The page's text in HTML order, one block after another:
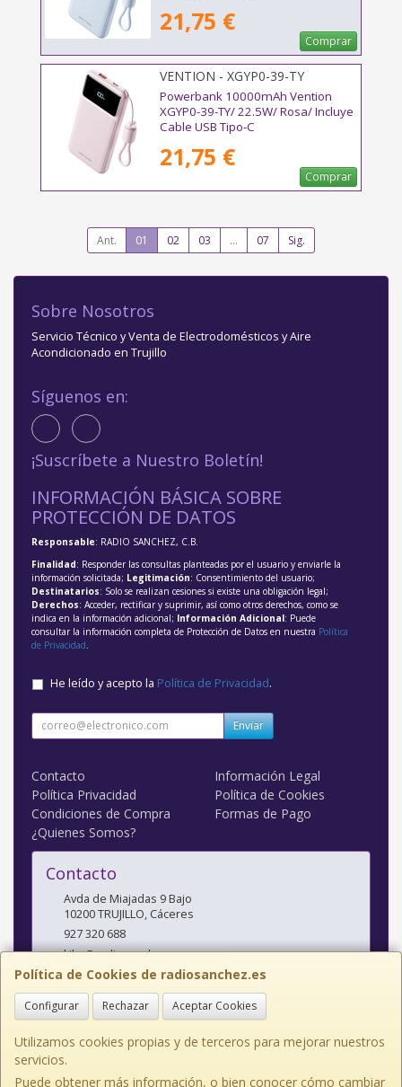
21,75 €
Comprar
VENTION - XGYP0-39-TY
Powerbank 10000mAh Vention
XGYP0-39-TY/ 22.5W/ Rosa/ Incluye
Cable USB Tipo-C
21,75 €
Comprar
Ant. 01 02 03 ... 07 Sig.
Política de Cookies de radiosanchez.es
Configurar Rechazar Aceptar Cookies
Utilizamos cookies propias y de terceros para mejorar nuestros
servicios.
Puede obtener más información, o bien conocer cómo cambiar
Sobre Nosotros
Servicio Técnico y Venta de Electrodomésticos y Aire
Acondicionado en Trujillo
Síguenos en:
¡Suscríbete a Nuestro Boletín!
INFORMACIÓN BÁSICA SOBRE
PROTECCIÓN DE DATOS
Responsable: RADIO SANCHEZ, C.B.
Finalidad: Responder las consultas planteadas por el usuario y enviarle la
información solicitada; Legitimación: Consentimiento del usuario;
Destinatarios: Solo se realizan cesiones si existe una obligación legal;
Derechos: Acceder, rectificar y suprimir, así como otros derechos, como se
indica en la información adicional; Información Adicional: Puede
consultar la información completa de Protección de Datos en nuestra Política
de Privacidad.
He leído y acepto la Política de Privacidad.
Enviar
Contacto
Información Legal
Política Privacidad
Política de Cookies
Condiciones de Compra
Formas de Pago
¿Quienes Somos?
Contacto
Avda de Miajadas 9 Bajo
10200TRUJILLO, Cáceres
927 320 688
kiko@radiosanchez.com
Horario
Mañanas: 9,30 - 2 Tardes: 5 - 8,30